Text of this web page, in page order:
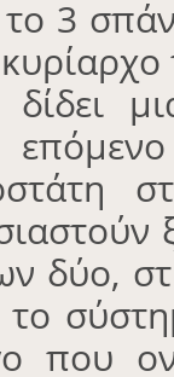
3
δύο,
που